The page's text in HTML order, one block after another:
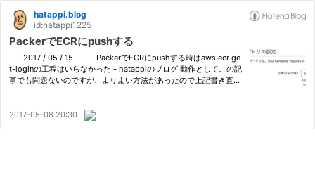
hatappi.blog
id:hatappi1225
PackerでECRにpushする
—– 2017 / 05 / 15 ——- PackerでECRにpushする時はaws ecr ge
t-loginの工程はいらなかった - hatappiのブログ 動作としてこの記
事でも問題ないのですが、よりよい方法があったので上記書き直し
hate…
2017-05-08 20:30